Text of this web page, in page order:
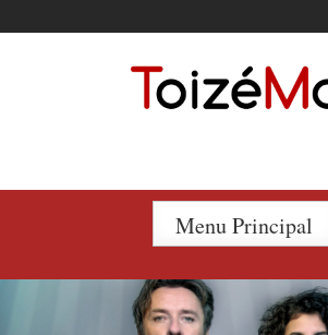
Menu Principal